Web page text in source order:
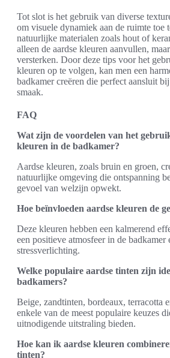
Tot slot is het gebruik van diverse
om visuele dynamiek aan de ruimte toe
natuurlijke materialen zoals hout of
alleen de aardse kleuren aanvullen,
versterken. Door deze tips voor het
kleuren op te volgen, kan men een
badkamer creëren die perfect aansluit
smaak.
FAQ
Wat zijn de voordelen van het
kleuren in de badkamer?
Aardse kleuren, zoals bruin en groen,
natuurlijke omgeving die ontspanning
gevoel van welzijn opwekt.
Hoe beïnvloeden aardse kleuren de
Deze kleuren hebben een kalmerend
een positieve atmosfeer in de badkamer
stressverlichting.
Welke populaire aardse tinten zijn
badkamers?
Beige, zandtinten, bordeaux, terracotta
enkele van de meest populaire keuzes
uitnodigende uitstraling bieden.
Hoe kan ik aardse kleuren
tinten?